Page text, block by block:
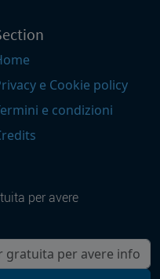
e Cookie policy
e condizioni
per avere